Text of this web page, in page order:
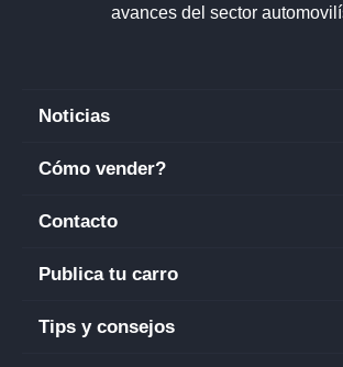
avances del sector
Noticias
Cómo vender?
Contacto
Publica tu carro
Tips y consejos